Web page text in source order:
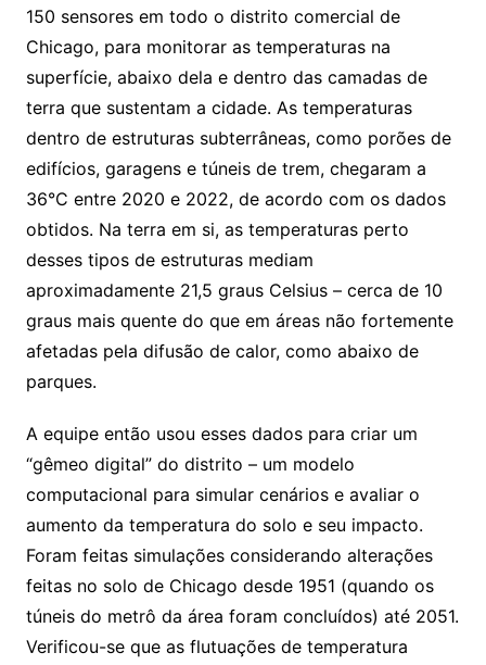
150 sensores em todo o distrito comercial de
Chicago, para monitorar as temperaturas na
superfície, abaixo dela e dentro das camadas de
terra que sustentam a cidade. As temperaturas
dentro de estruturas subterrâneas, como porões de
edifícios, garagens e túneis de trem, chegaram a
36°C entre 2020 e 2022, de acordo com os dados
obtidos. Na terra em si, as temperaturas perto
desses tipos de estruturas mediam
aproximadamente 21,5 graus Celsius – cerca de 10
graus mais quente do que em áreas não fortemente
afetadas pela difusão de calor, como abaixo de
parques.
A equipe então usou esses dados para criar um
“gêmeo digital” do distrito – um modelo
computacional para simular cenários e avaliar o
aumento da temperatura do solo e seu impacto.
Foram feitas simulações considerando alterações
feitas no solo de Chicago desde 1951 (quando os
túneis do metrô da área foram concluídos) até 2051.
Verificou-se que as flutuações de temperatura